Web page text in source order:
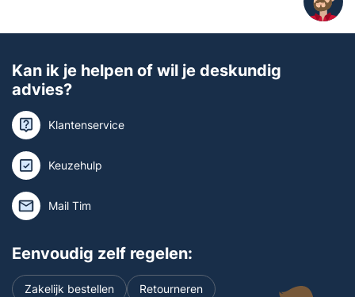
Kan ik je helpen of wil je deskundig
advies?
Klantenservice
Keuzehulp
Mail Tim
Eenvoudig zelf regelen:
Zakelijk bestellen Retourneren